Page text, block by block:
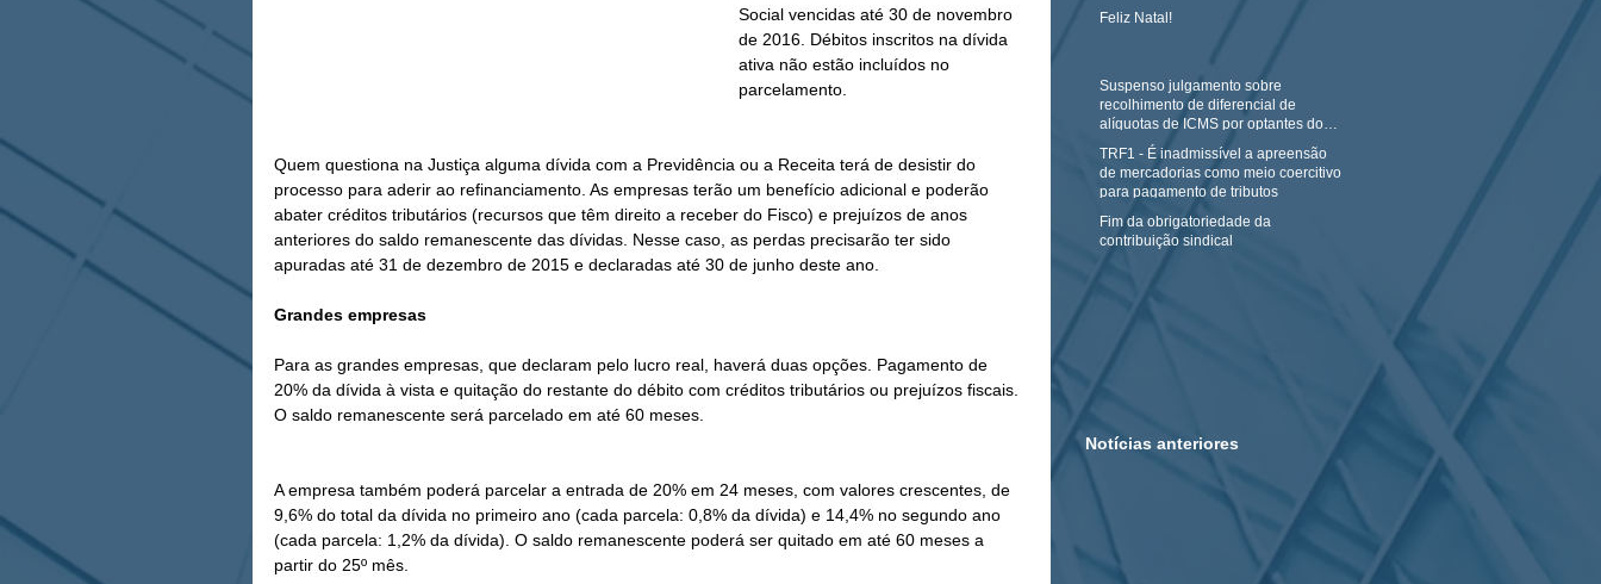
Social vencidas até 30 de novembro
de 2016. Débitos inscritos na dívida
ativa não estão incluídos no
parcelamento.
Quem questiona na Justiça alguma dívida com a Previdência ou a Receita terá de desistir do
processo para aderir ao refinanciamento. As empresas terão um benefício adicional e poderão
abater créditos tributários (recursos que têm direito a receber do Fisco) e prejuízos de anos
anteriores do saldo remanescente das dívidas. Nesse caso, as perdas precisarão ter sido
apuradas até 31 de dezembro de 2015 e declaradas até 30 de junho deste ano.
Grandes empresas
Para as grandes empresas, que declaram pelo lucro real, haverá duas opções. Pagamento de
20% da dívida à vista e quitação do restante do débito com créditos tributários ou prejuízos fiscais.
O saldo remanescente será parcelado em até 60 meses.
A empresa também poderá parcelar a entrada de 20% em 24 meses, com valores crescentes, de
9,6% do total da dívida no primeiro ano (cada parcela: 0,8% da dívida) e 14,4% no segundo ano
(cada parcela: 1,2% da dívida). O saldo remanescente poderá ser quitado em até 60 meses a
partir do 25º mês.
Feliz Natal!
Suspenso julgamento sobre
recolhimento de diferencial de
alíquotas de ICMS por optantes do
Simples N
TRF1 - É inadmissível a apreensão
de mercadorias como meio coercitivo
para pagamento de tributos
Fim da obrigatoriedade da
contribuição sindical
Notícias anteriores